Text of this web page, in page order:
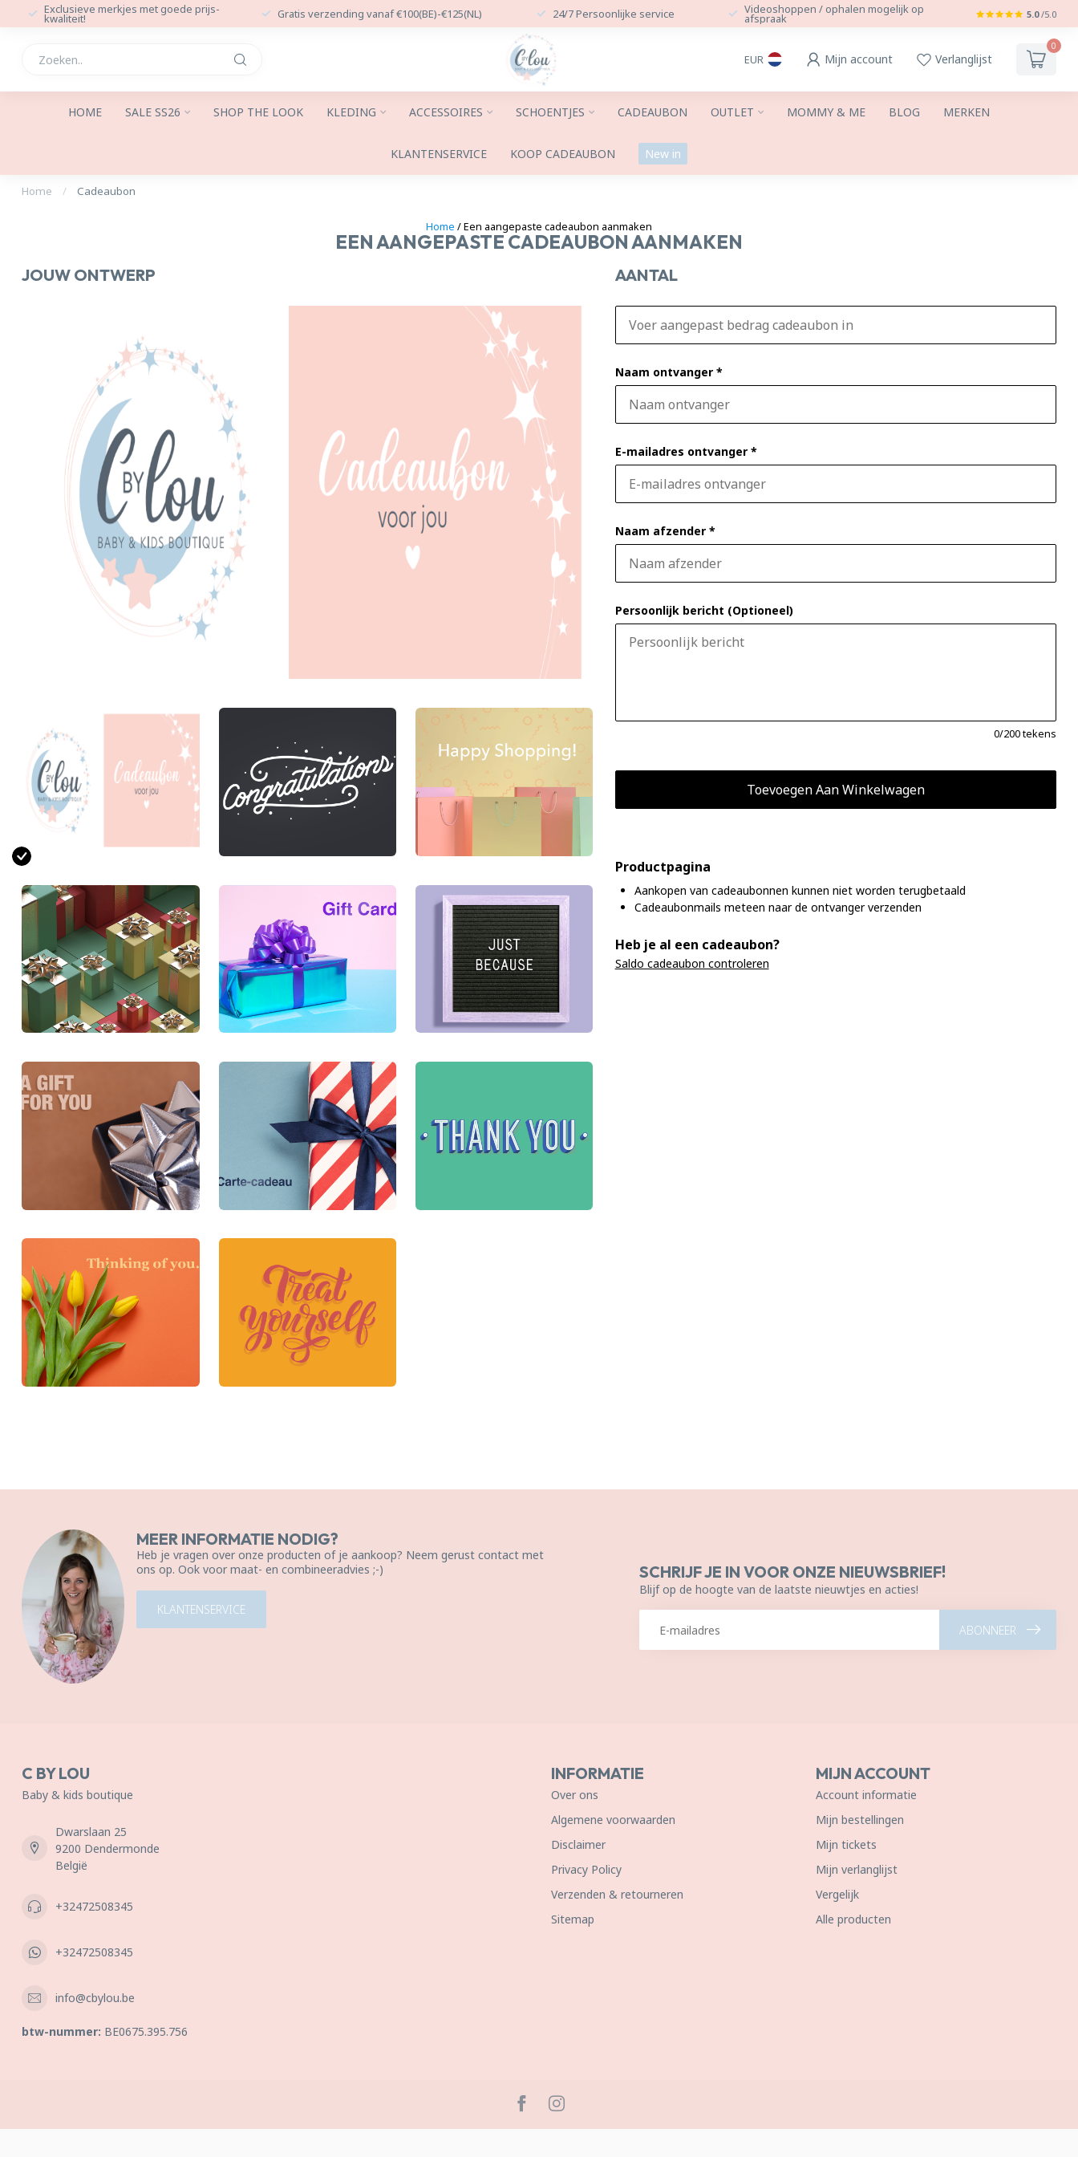
Exclusieve merkjes met goede prijs-
kwaliteit! Gratis verzending vanaf €100(BE)-€125(NL) 24/7 Persoonlijke service Videoshoppen / ophalen mogelijk op
afspraak 5.0 /5.0
EUR Mijn account Verlanglijst
0
HOME SALE SS26 SHOP THE LOOK KLEDING ACCESSOIRES SCHOENTJES CADEAUBON OUTLET MOMMY & ME BLOG MERKEN
KLANTENSERVICE KOOP CADEAUBON New in
Home / Cadeaubon
Home / Een aangepaste cadeaubon aanmaken
EEN AANGEPASTE CADEAUBON AANMAKEN
JOUW ONTWERP AANTAL
Naam ontvanger *
E-mailadres ontvanger *
Naam afzender *
Persoonlijk bericht (Optioneel)
0/200 tekens
Productpagina
Aankopen van cadeaubonnen kunnen niet worden terugbetaald
Cadeaubonmails meteen naar de ontvanger verzenden
Heb je al een cadeaubon?
Saldo cadeaubon controleren
MEER INFORMATIE NODIG?
Heb je vragen over onze producten of je aankoop? Neem gerust contact met
ons op. Ook voor maat- en combineeradvies ;-)
KLANTENSERVICE
SCHRIJF JE IN VOOR ONZE NIEUWSBRIEF!
Blijf op de hoogte van de laatste nieuwtjes en acties!
ABONNEER
C BY LOU
Baby & kids boutique
Dwarslaan 25
9200 Dendermonde
België
+32472508345
+32472508345
info@cbylou.be
btw-nummer: BE0675.395.756
INFORMATIE
Over ons
Algemene voorwaarden
Disclaimer
Privacy Policy
Verzenden & retourneren
Sitemap
MIJN ACCOUNT
Account informatie
Mijn bestellingen
Mijn tickets
Mijn verlanglijst
Vergelijk
Alle producten